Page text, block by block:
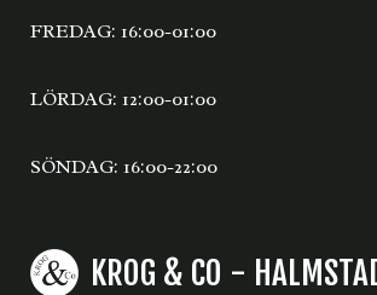
FREDAG: 16:00-01:00
LÖRDAG: 12:00-01:00
SÖNDAG: 16:00-22:00
KROG & CO -